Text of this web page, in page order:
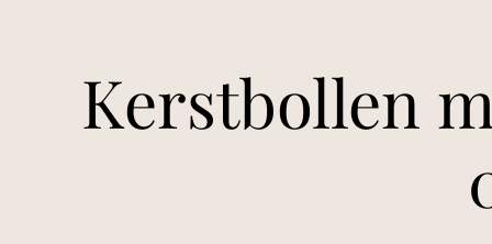
Kerstbollen